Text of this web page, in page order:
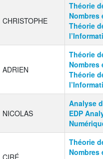
CHRISTOPHE
Théorie
Nombres
Théorie
ADRIEN
Théorie
Nombres
Théorie
NICOLAS
Analyse
EDP
CIRÉ
Théorie
Nombres